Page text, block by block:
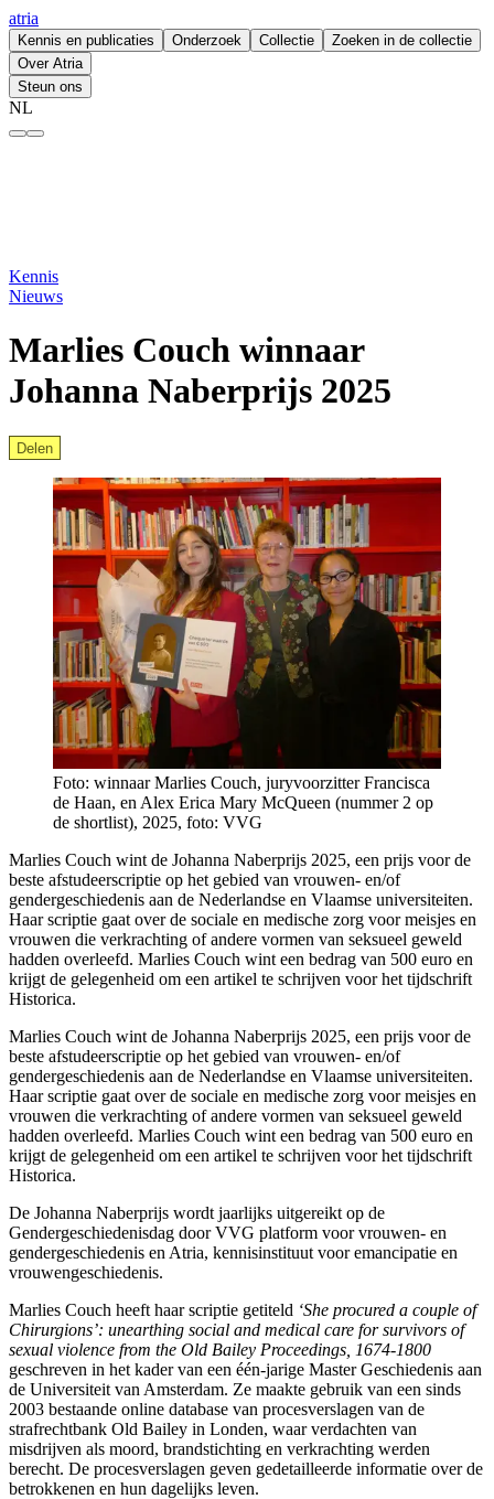
atria
Kennis en publicaties Onderzoek Collectie
Zoeken in de collectie
Over Atria
Steun ons
NL
Kennis
Nieuws
Marlies Couch winnaar
Johanna Naberprijs 2025
Delen
Foto: winnaar Marlies Couch, juryvoorzitter Francisca
de Haan, en Alex Erica Mary McQueen (nummer 2 op
de shortlist), 2025, foto: VVG
Marlies Couch wint de Johanna Naberprijs 2025, een prijs voor de
beste afstudeerscriptie op het gebied van vrouwen- en/of
gendergeschiedenis aan de Nederlandse en Vlaamse universiteiten.
Haar scriptie gaat over de sociale en medische zorg voor meisjes en
vrouwen die verkrachting of andere vormen van seksueel geweld
hadden overleefd. Marlies Couch wint een bedrag van 500 euro en
krijgt de gelegenheid om een artikel te schrijven voor het tijdschrift
Historica.
Marlies Couch wint de Johanna Naberprijs 2025, een prijs voor de
beste afstudeerscriptie op het gebied van vrouwen- en/of
gendergeschiedenis aan de Nederlandse en Vlaamse universiteiten.
Haar scriptie gaat over de sociale en medische zorg voor meisjes en
vrouwen die verkrachting of andere vormen van seksueel geweld
hadden overleefd. Marlies Couch wint een bedrag van 500 euro en
krijgt de gelegenheid om een artikel te schrijven voor het tijdschrift
Historica.
De Johanna Naberprijs wordt jaarlijks uitgereikt op de
Gendergeschiedenisdag door VVG platform voor vrouwen- en
gendergeschiedenis en Atria, kennisinstituut voor emancipatie en
vrouwengeschiedenis.
Marlies Couch heeft haar scriptie getiteld ‘She procured a couple of
Chirurgions’: unearthing social and medical care for survivors of
sexual violence from the Old Bailey Proceedings, 1674-1800
geschreven in het kader van een één-jarige Master Geschiedenis aan
de Universiteit van Amsterdam. Ze maakte gebruik van een sinds
2003 bestaande online database van procesverslagen van de
strafrechtbank Old Bailey in Londen, waar verdachten van
misdrijven als moord, brandstichting en verkrachting werden
berecht. De procesverslagen geven gedetailleerde informatie over de
betrokkenen en hun dagelijks leven.